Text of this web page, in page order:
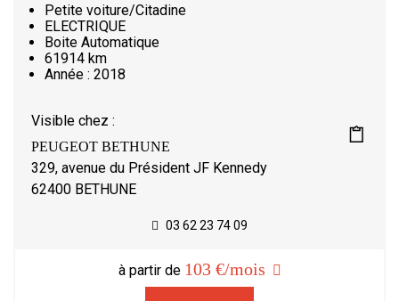
Petite voiture/Citadine
ELECTRIQUE
Boite Automatique
61914 km
Année : 2018
Visible chez :
PEUGEOT BETHUNE
329, avenue du Président JF Kennedy
62400 BETHUNE
03 62 23 74 09
à partir de 103 €/mois